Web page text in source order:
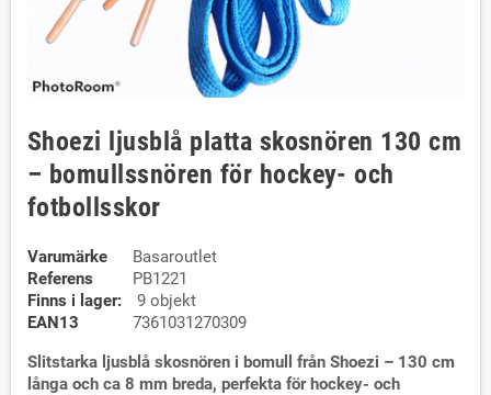
Shoezi ljusblå platta skosnören 130 cm
– bomullssnören för hockey- och
fotbollsskor
Varumärke
Basaroutlet
Referens
PB1221
Finns i lager:
9 objekt
EAN13
7361031270309
Slitstarka ljusblå skosnören i bomull från Shoezi – 130 cm
långa och ca 8 mm breda, perfekta för hockey- och